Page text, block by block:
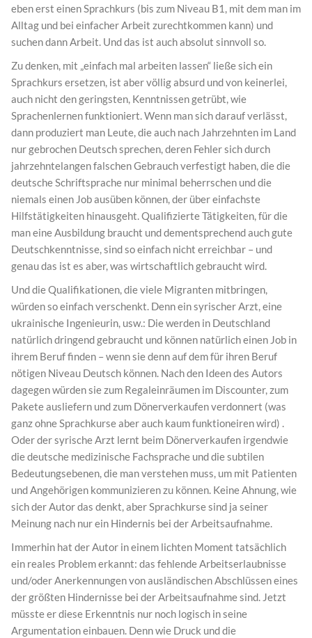
eben erst einen Sprachkurs (bis zum Niveau B1, mit dem man im
Alltag und bei einfacher Arbeit zurechtkommen kann) und
suchen dann Arbeit. Und das ist auch absolut sinnvoll so.
Zu denken, mit „einfach mal arbeiten lassen“ ließe sich ein
Sprachkurs ersetzen, ist aber völlig absurd und von keinerlei,
auch nicht den geringsten, Kenntnissen getrübt, wie
Sprachenlernen funktioniert. Wenn man sich darauf verlässt,
dann produziert man Leute, die auch nach Jahrzehnten im Land
nur gebrochen Deutsch sprechen, deren Fehler sich durch
jahrzehntelangen falschen Gebrauch verfestigt haben, die die
deutsche Schriftsprache nur minimal beherrschen und die
niemals einen Job ausüben können, der über einfachste
Hilfstätigkeiten hinausgeht. Qualifizierte Tätigkeiten, für die
man eine Ausbildung braucht und dementsprechend auch gute
Deutschkenntnisse, sind so einfach nicht erreichbar – und
genau das ist es aber, was wirtschaftlich gebraucht wird.
Und die Qualifikationen, die viele Migranten mitbringen,
würden so einfach verschenkt. Denn ein syrischer Arzt, eine
ukrainische Ingenieurin, usw.: Die werden in Deutschland
natürlich dringend gebraucht und können natürlich einen Job in
ihrem Beruf finden – wenn sie denn auf dem für ihren Beruf
nötigen Niveau Deutsch können. Nach den Ideen des Autors
dagegen würden sie zum Regaleinräumen im Discounter, zum
Pakete ausliefern und zum Dönerverkaufen verdonnert (was
ganz ohne Sprachkurse aber auch kaum funktioneiren wird) .
Oder der syrische Arzt lernt beim Dönerverkaufen irgendwie
die deutsche medizinische Fachsprache und die subtilen
Bedeutungsebenen, die man verstehen muss, um mit Patienten
und Angehörigen kommunizieren zu können. Keine Ahnung, wie
sich der Autor das denkt, aber Sprachkurse sind ja seiner
Meinung nach nur ein Hindernis bei der Arbeitsaufnahme.
Immerhin hat der Autor in einem lichten Moment tatsächlich
ein reales Problem erkannt: das fehlende Arbeitserlaubnisse
und/oder Anerkennungen von ausländischen Abschlüssen eines
der größten Hindernisse bei der Arbeitsaufnahme sind. Jetzt
müsste er diese Erkenntnis nur noch logisch in seine
Argumentation einbauen. Denn wie Druck und die